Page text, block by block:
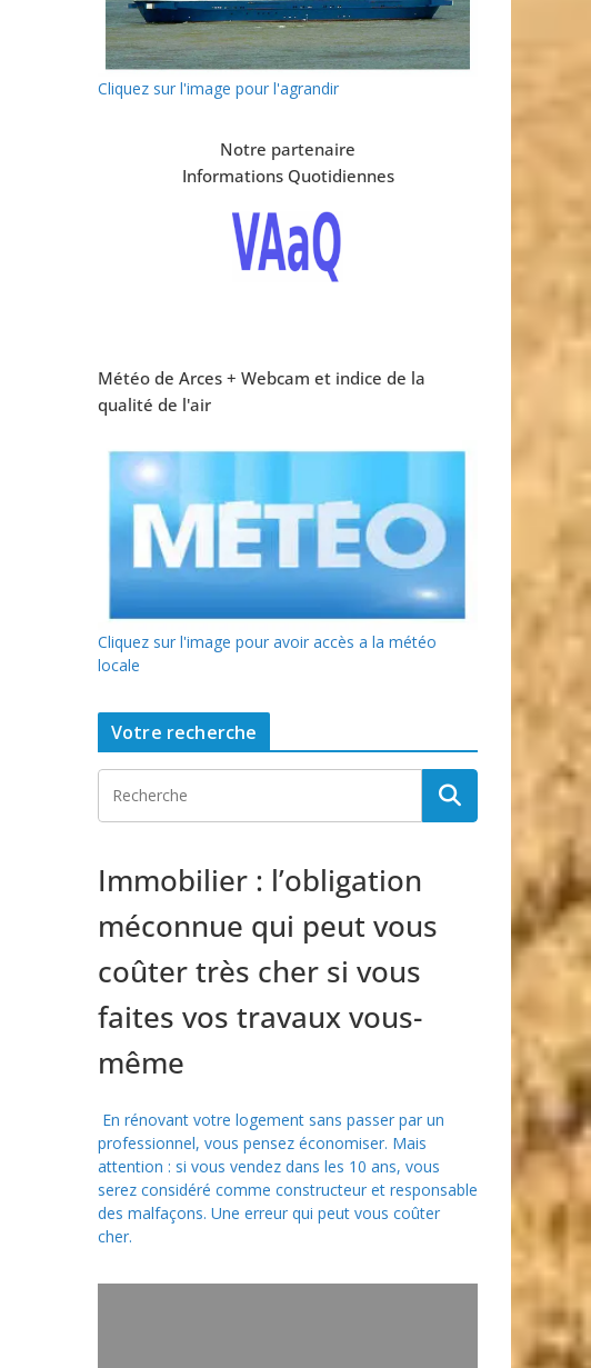
Cliquez sur l'image pour l'agrandir
Notre partenaire
Informations Quotidiennes
Météo de Arces + Webcam et indice de la
qualité de l'air
Cliquez sur l'image pour avoir accès a la météo
locale
Votre recherche
Immobilier : l’obligation
méconnue qui peut vous
coûter très cher si vous
faites vos travaux vous-
même
En rénovant votre logement sans passer par un
professionnel, vous pensez économiser. Mais
attention : si vous vendez dans les 10 ans, vous
serez considéré comme constructeur et responsable
des malfaçons. Une erreur qui peut vous coûter
cher.